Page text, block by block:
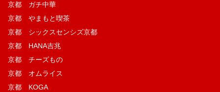
京都 ガチ中華
京都 やまもと喫茶
京都 シックスセンシズ京都
京都 HANA吉兆
京都 チーズもの
京都 オムライス
京都 KOGA